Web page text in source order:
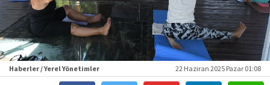
Haberler / Yerel Yönetimler 22 Haziran 2025 Pazar 01:08